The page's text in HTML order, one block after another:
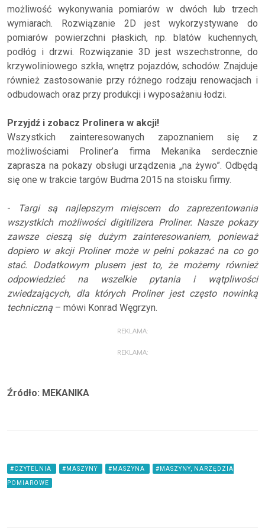
możliwość wykonywania pomiarów w dwóch lub trzech
wymiarach. Rozwiązanie 2D jest wykorzystywane do
pomiarów powierzchni płaskich, np. blatów kuchennych,
podłóg i drzwi. Rozwiązanie 3D jest wszechstronne, do
krzywoliniowego szkła, wnętrz pojazdów, schodów. Znajduje
również zastosowanie przy różnego rodzaju renowacjach i
odbudowach oraz przy produkcji i wyposażaniu łodzi.
Przyjdź i zobacz Prolinera w akcji!
Wszystkich zainteresowanych zapoznaniem się z
możliwościami Proliner’a firma Mekanika serdecznie
zaprasza na pokazy obsługi urządzenia „na żywo”. Odbędą
się one w trakcie targów Budma 2015 na stoisku firmy.
-
Targi są najlepszym miejscem do zaprezentowania
wszystkich możliwości digitilizera Proliner. Nasze pokazy
zawsze cieszą się dużym zainteresowaniem, ponieważ
dopiero w akcji Proliner może w pełni pokazać na co go
stać. Dodatkowym plusem jest to, że możemy również
odpowiedzieć na wszelkie pytania i wątpliwości
zwiedzających, dla których Proliner jest często nowinką
techniczną – mówi Konrad Węgrzyn.
REKLAMA:
REKLAMA:
Źródło: MEKANIKA
#CZYTELNIA #MASZYNY #MASZYNA #MASZYNY, NARZĘDZIA
POMIAROWE